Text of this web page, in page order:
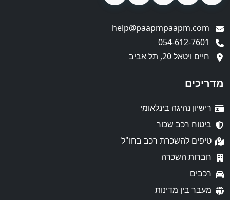
חיים ויטאל 20, תל אביב
מדריכים
רישיון נהיגה בינלאומי
ביטוח רכב שכור
טיפים להשכרת רכב בחו"ל
חברות השכרה
רכבים
מעבר בין מדינות